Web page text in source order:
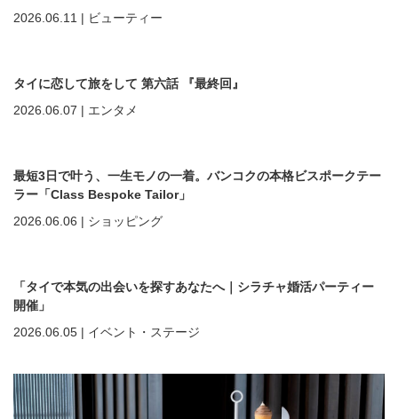
を好きになる”ための美容医療
2026.06.11 | ビューティー
タイに恋して旅をして 第六話 『最終回』
2026.06.07 | エンタメ
最短3日で叶う、一生モノの一着。バンコクの本格ビスポークテー
ラー「Class Bespoke Tailor」
2026.06.06 | ショッピング
「タイで本気の出会いを探すあなたへ｜シラチャ婚活パーティー
開催」
2026.06.05 | イベント・ステージ